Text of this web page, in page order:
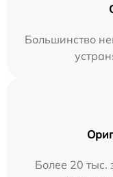
Большинство
Более 20 тыс.